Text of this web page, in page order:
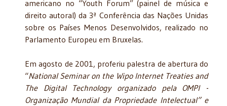
americano no “Youth Forum” (painel de música e
direito autoral) da 3ª Conferência das Nações Unidas
sobre os Países Menos Desenvolvidos, realizado no
Parlamento Europeu em Bruxelas.
Em agosto de 2001, proferiu palestra de abertura do
“National Seminar on the Wipo Internet Treaties and
The Digital Technology organizado pela OMPI -
Organização Mundial da Propriedade Intelectual” e